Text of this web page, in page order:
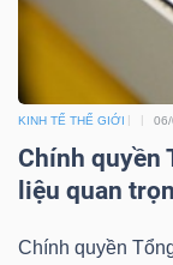
KINH TẾ THẾ GIỚI
Chính quyền
liệu quan
Chính quyền
tức
viết